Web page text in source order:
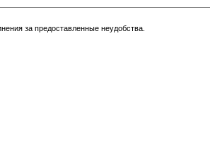
за предоставленные неудобства.